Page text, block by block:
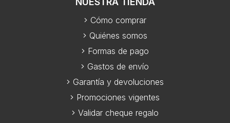
Cómo comprar
Quiénes somos
Formas de pago
Gastos de envío
Garantía y devoluciones
Promociones vigentes
Validar cheque regalo